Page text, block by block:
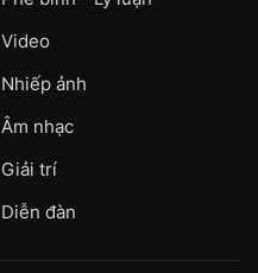
Video
Nhiếp ảnh
Âm nhạc
Giải trí
Diễn đàn